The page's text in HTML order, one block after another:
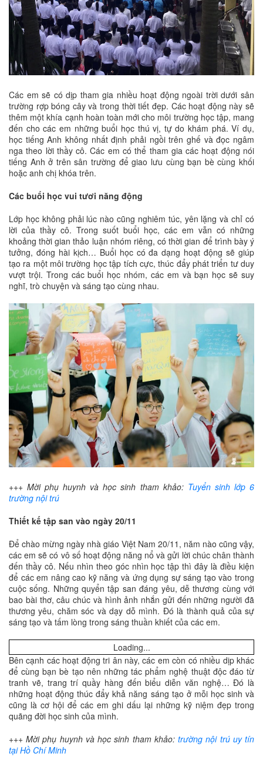
Các em sẽ có dịp tham gia nhiều hoạt động ngoài trời dưới sân
trường rợp bóng cây và trong thời tiết đẹp. Các hoạt động này sẽ
thêm một khía cạnh hoàn toàn mới cho môi trường học tập, mang
đến cho các em những buổi học thú vị, tự do khám phá. Ví dụ,
học tiếng Anh không nhất định phải ngồi trên ghế và đọc ngâm
nga theo lời thầy cô. Các em có thể tham gia các hoạt động nói
tiếng Anh ở trên sân trường để giao lưu cùng bạn bè cùng khối
hoặc anh chị khóa trên.
Các buổi học vui tươi năng động
Lớp học không phải lúc nào cũng nghiêm túc, yên lặng và chỉ có
lời của thầy cô. Trong suốt buổi học, các em vẫn có những
khoảng thời gian thảo luận nhóm riêng, có thời gian để trình bày ý
tưởng, đóng hài kịch… Buổi học có đa dạng hoạt động sẽ giúp
tạo ra một môi trường học tập tích cực, thúc đẩy phát triển tư duy
vượt trội. Trong các buổi học nhóm, các em và bạn học sẽ suy
nghĩ, trò chuyện và sáng tạo cùng nhau.
+++ Mời phụ huynh và học sinh tham khảo: Tuyển sinh lớp 6
trường nội trú
Thiết kế tập san vào ngày 20/11
Để chào mừng ngày nhà giáo Việt Nam 20/11, năm nào cũng vậy,
các em sẽ có vô số hoạt động năng nổ và gửi lời chúc chân thành
đến thầy cô. Nếu nhìn theo góc nhìn học tập thì đây là điều kiện
để các em nâng cao kỹ năng và ứng dụng sự sáng tạo vào trong
cuộc sống. Những quyển tập san đáng yêu, dễ thương cùng với
bao bài thơ, câu chúc và hình ảnh nhắn gửi đến những người đã
thương yêu, chăm sóc và dạy dỗ mình. Đó là thành quả của sự
sáng tạo và tấm lòng trong sáng thuần khiết của các em.
Loading...
Bên cạnh các hoạt động tri ân này, các em còn có nhiều dịp khác
để cùng bạn bè tạo nên những tác phẩm nghệ thuật độc đáo từ
tranh vẽ, trang trí quầy hàng đến biểu diễn văn nghệ… Đó là
những hoạt động thúc đẩy khả năng sáng tạo ở mỗi học sinh và
cũng là cơ hội để các em ghi dấu lại những kỹ niệm đẹp trong
quãng đời học sinh của mình.
+++ Mời phụ huynh và học sinh tham khảo:trường nội trú uy tín
tại Hồ Chí Minh